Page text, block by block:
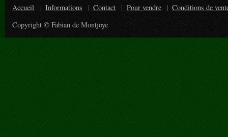
Accueil Informations Contact Pour vendre
Conditions de
Copyright © Fabian de Montjoye